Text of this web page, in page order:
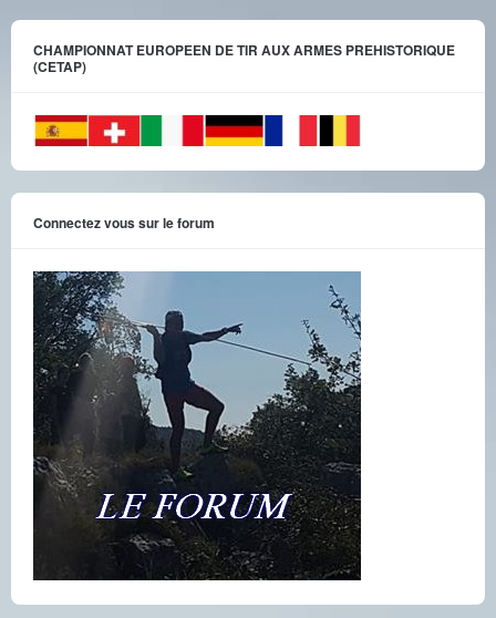
CHAMPIONNAT EUROPEEN DE TIR AUX ARMES PREHISTORIQUE
(CETAP)
Connectez vous sur le forum